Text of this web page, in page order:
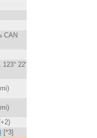
123° 22'
[*3]